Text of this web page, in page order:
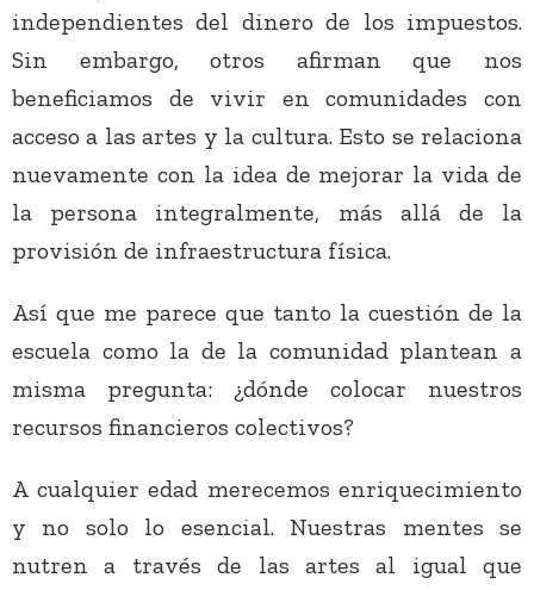
independientes del dinero de los impuestos.
Sin embargo, otros afirman que nos
beneficiamos de vivir en comunidades con
acceso a las artes y la cultura. Esto se relaciona
nuevamente con la idea de mejorar la vida de
la persona integralmente, más allá de la
provisión de infraestructura física.
Así que me parece que tanto la cuestión de la
escuela como la de la comunidad plantean a
misma pregunta: ¿dónde colocar nuestros
recursos financieros colectivos?
A cualquier edad merecemos enriquecimiento
y no solo lo esencial. Nuestras mentes se
nutren a través de las artes al igual que